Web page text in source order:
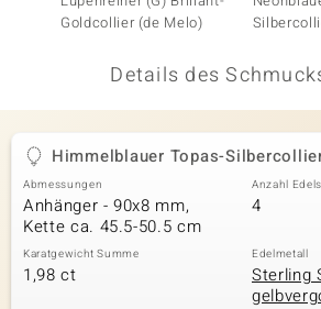
Collection
Goldcollier (de Melo)
Details des
Himmelblauer Topas-
Abmessungen
Anhänger - 90x8 mm,
Kette ca. 45.5-50.5 cm
Anzahl
4
Karatgewicht Summe
1,98 ct
Edelmetall
Sterling